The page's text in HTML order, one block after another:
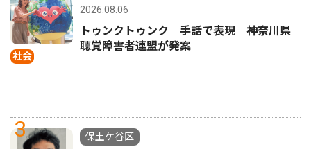
社会
2026.08.06
トゥンクトゥンク 手話で表現 神奈川県
聴覚障害者連盟が発案
3
保土ケ谷区